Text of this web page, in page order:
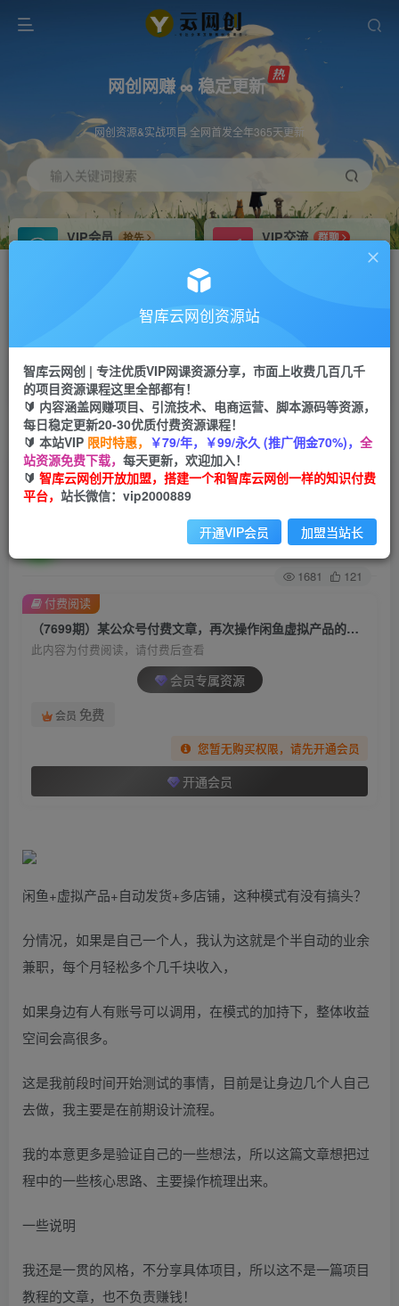
网创网赚 ∞ 稳定更新
网创资源&实战项目 全网首发全年365天更新
输入关键词搜索
VIP会员
抢先
VIP交流
群聊
研究探讨更多创业项目路子。
会员专属推广链接
网赚网创 项目
365天稳定跟新
APP下载
GO
首页 创业课程 会员专属 正文
（7699期）某公众号付费文章，再次操作闲鱼虚
拟产品的完整过程
关注 私信
1681 121
（7699期）某公众号付费文章，再次操作闲鱼虚拟产品的完整过程
此内容为付费阅读，请付费后查看
会员专属资源
会员 免费
您暂无购买权限，请先开通会员
开通会员
付费阅读
闲鱼+虚拟产品+自动发货+多店铺，这种模式有没有搞头？
分情况，如果是自己一个人，我认为这就是个半自动的业余
兼职，每个月轻松多个几千块收入，
如果身边有人有账号可以调用，在模式的加持下，整体收益
空间会高很多。
这是我前段时间开始测试的事情，目前是让身边几个人自己
去做，我主要是在前期设计流程。
我的本意更多是验证自己的一些想法，所以这篇文章想把过
程中的一些核心思路、主要操作梳理出来。
一些说明
我还是一贯的风格，不分享具体项目，所以这不是一篇项目
教程的文章，也不负责赚钱！
智库云网创资源站
智库云网创 | 专注优质VIP网课资源分享，市面上收费几百几千
的项目资源课程这里全部都有！
🔰 内容涵盖网赚项目、引流技术、电商运营、脚本源码等资源，
每日稳定更新20-30优质付费资源课程！
🔰 本站VIP 限时特惠， ￥79/年，￥99/永久 (推广佣金70%)， 全
站资源免费下载， 每天更新，欢迎加入！
🔰 智库云网创开放加盟，搭建一个和智库云网创一样的知识付费
平台， 站长微信：vip2000889
开通VIP会员 加盟当站长